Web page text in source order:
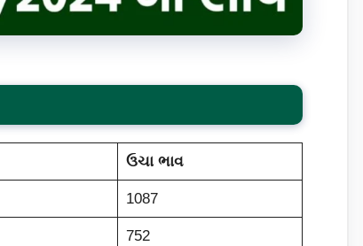
ઉચા ભાવ
1087
752